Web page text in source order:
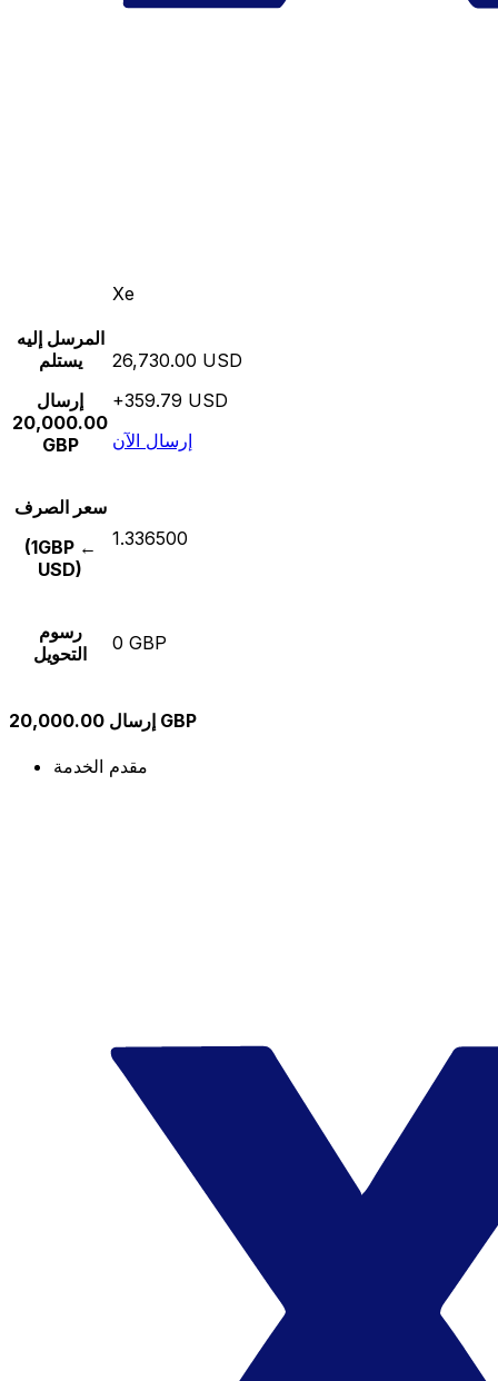
Xe
المرسل إليه
يستلم
إرسال
20,000.00
GBP
26,730.00 USD
+359.79 USD
إرسال الآن
سعر الصرف
(1GBP ←
USD)
1.336500
رسوم
التحويل
0 GBP
إرسال 20,000.00 GBP
مقدم الخدمة